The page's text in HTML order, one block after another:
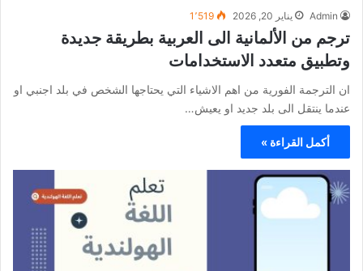
Admin يناير 20, 2026 1٬519
ترجم من الألمانية الى العربية بطريقة جديدة
وتطبيق متعدد الاستخدامات
ان الترجمة الفورية من اهم الاشياء التي يحتاجها الشخص في بلد اجنبي او
عندما ينتقل الى بلد جديد او يعيش…
أكمل القراءة »